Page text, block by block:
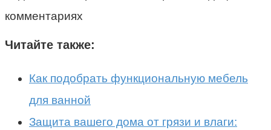
комментариях
Читайте также:
Как подобрать функциональную мебель
для ванной
Защита вашего дома от грязи и влаги: